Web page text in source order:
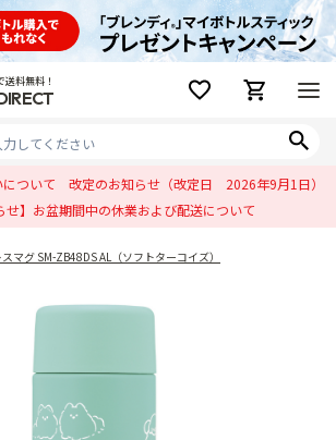
料無料！
について 改定のお知らせ（改定日 2026年9月1日）
せ】お盆期間中の休業および配送について
マグ SM-ZB48DS AL（ソフトターコイズ）